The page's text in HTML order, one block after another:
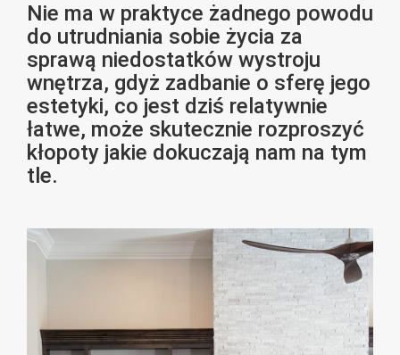
Nie ma w praktyce żadnego powodu
do utrudniania sobie życia za
sprawą niedostatków wystroju
wnętrza, gdyż zadbanie o sferę jego
estetyki, co jest dziś relatywnie
łatwe, może skutecznie rozproszyć
kłopoty jakie dokuczają nam na tym
tle.